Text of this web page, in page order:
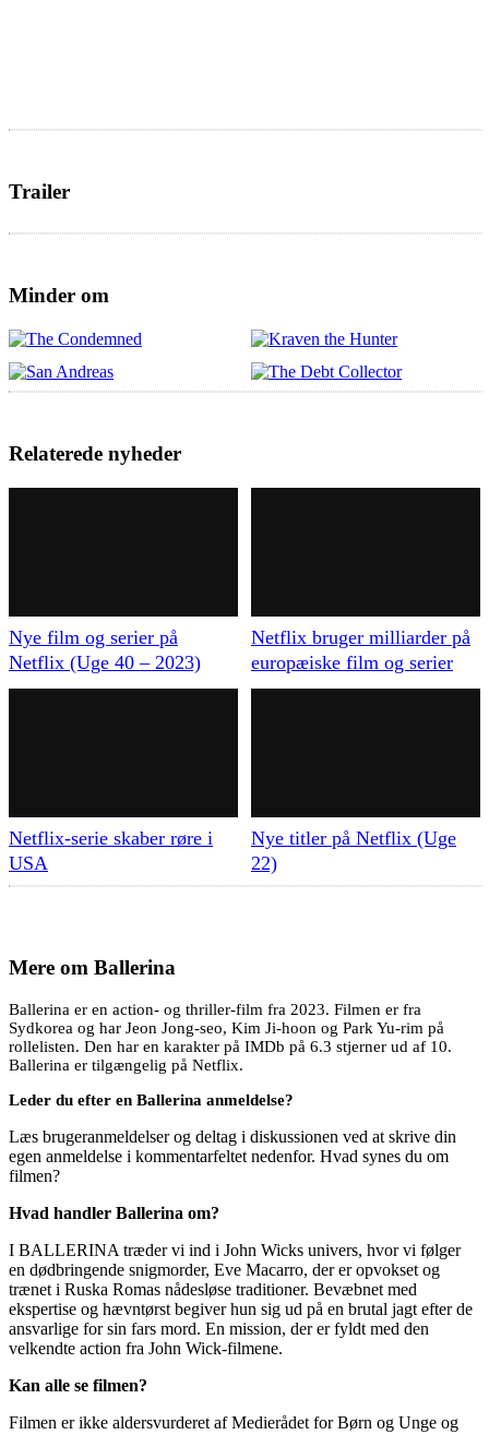
Trailer
Minder om
Relaterede nyheder
Nye film og serier på
Netflix (Uge 40 – 2023)
Netflix bruger milliarder på
europæiske film og serier
Netflix-serie skaber røre i
USA
Nye titler på Netflix (Uge
22)
Mere om Ballerina
Ballerina er en action- og thriller-film fra 2023. Filmen er fra
Sydkorea og har Jeon Jong-seo, Kim Ji-hoon og Park Yu-rim på
rollelisten. Den har en karakter på IMDb på 6.3 stjerner ud af 10.
Ballerina er tilgængelig på Netflix.
Leder du efter en Ballerina anmeldelse?
Læs brugeranmeldelser og deltag i diskussionen ved at skrive din
egen anmeldelse i kommentarfeltet nedenfor. Hvad synes du om
filmen?
Hvad handler Ballerina om?
I BALLERINA træder vi ind i John Wicks univers, hvor vi følger
en dødbringende snigmorder, Eve Macarro, der er opvokset og
trænet i Ruska Romas nådesløse traditioner. Bevæbnet med
ekspertise og hævntørst begiver hun sig ud på en brutal jagt efter de
ansvarlige for sin fars mord. En mission, der er fyldt med den
velkendte action fra John Wick-filmene.
Kan alle se filmen?
Filmen er ikke aldersvurderet af Medierådet for Børn og Unge og